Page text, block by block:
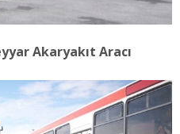
Akaryakıt Aracı